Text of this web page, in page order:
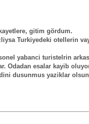
gitim gördum.
Turkiyedeki otellerin
yabanci turistelrin
Odadan esalar kayib
dusunmus yaziklar